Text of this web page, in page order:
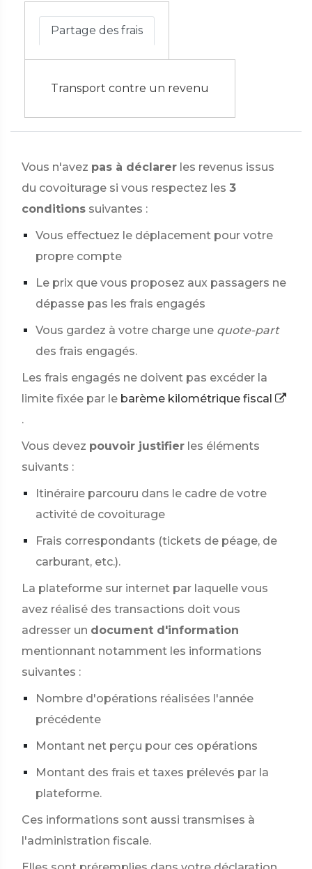
Partage des frais
Transport contre un revenu
Vous n'avez pas à déclarer les revenus issus
du covoiturage si vous respectez les 3
conditions suivantes :
Vous effectuez le déplacement pour votre
propre compte
Le prix que vous proposez aux passagers ne
dépasse pas les frais engagés
Vous gardez à votre charge une quote-part
des frais engagés.
Les frais engagés ne doivent pas excéder la
limite fixée par le barème kilométrique fiscal
.
Vous devez pouvoir justifier les éléments
suivants :
Itinéraire parcouru dans le cadre de votre
activité de covoiturage
Frais correspondants (tickets de péage, de
carburant, etc.).
La plateforme sur internet par laquelle vous
avez réalisé des transactions doit vous
adresser un document d'information
mentionnant notamment les informations
suivantes :
Nombre d'opérations réalisées l'année
précédente
Montant net perçu pour ces opérations
Montant des frais et taxes prélevés par la
plateforme.
Ces informations sont aussi transmises à
l'administration fiscale.